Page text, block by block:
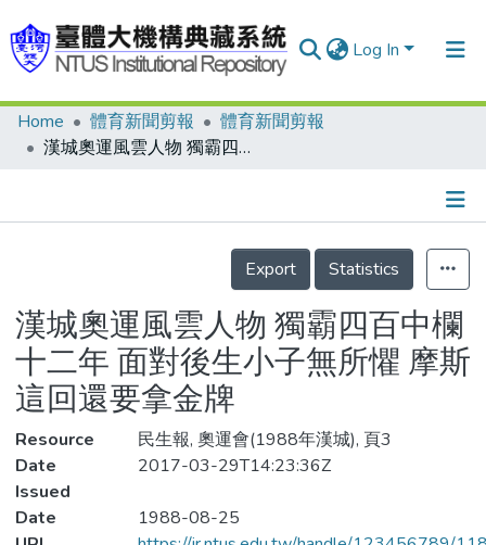
Log In
Communities & Collections
Statistics
Home 體育新聞剪報
體育新聞剪報
漢城奧運風雲人物 獨霸四百中欄十二年 面對後生小子無所懼 摩斯這回還要拿金牌
Details
Export
Statistics
漢城奧運風雲人物 獨霸四百中欄
十二年 面對後生小子無所懼 摩斯
這回還要拿金牌
Resource
民生報, 奧運會(1988年漢城), 頁3
Date
Issued
2017-03-29T14:23:36Z
Date
1988-08-25